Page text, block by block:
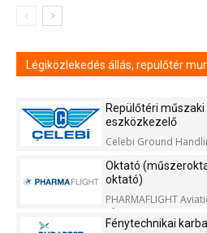
Légiközlekedés állás, repülőtér
Repülőtéri műszaki
eszközkezelő
Celebi Ground
Oktató
oktató)
PHARMAFLIGHT
Kft.
Fénytechnikai